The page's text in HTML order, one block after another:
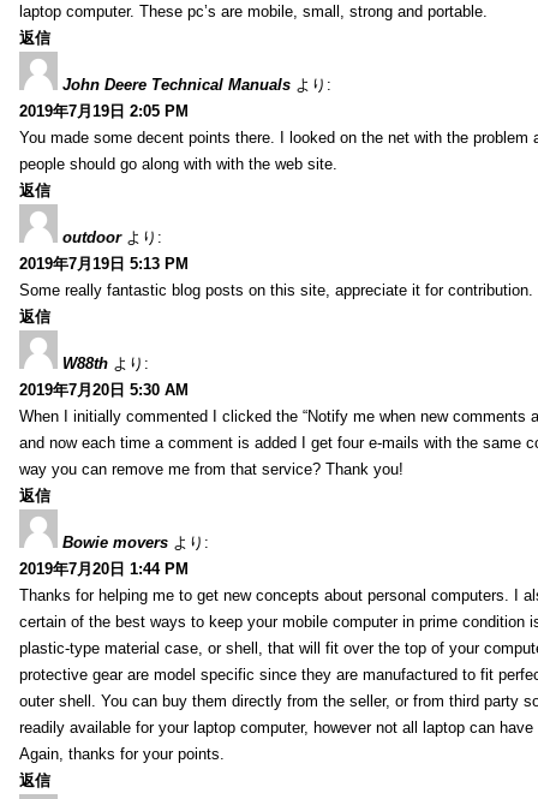
laptop computer. These pc’s are mobile, small, strong and portable.
返信
John Deere Technical Manuals より:
2019年7月19日 2:05 PM
You made some decent points there. I looked on the net with the problem
people should go along with with the web site.
返信
outdoor より:
2019年7月19日 5:13 PM
Some really fantastic blog posts on this site, appreciate it for contribution.
返信
W88th より:
2019年7月20日 5:30 AM
When I initially commented I clicked the “Notify me when new comments
and now each time a comment is added I get four e-mails with the same
way you can remove me from that service? Thank you!
返信
Bowie movers より:
2019年7月20日 1:44 PM
Thanks for helping me to get new concepts about personal computers. I
certain of the best ways to keep your mobile computer in prime condition
plastic-type material case, or shell, that will fit over the top of your
protective gear are model specific since they are manufactured to fit
outer shell. You can buy them directly from the seller, or from third party
readily available for your laptop computer, however not all laptop can
Again, thanks for your points.
返信